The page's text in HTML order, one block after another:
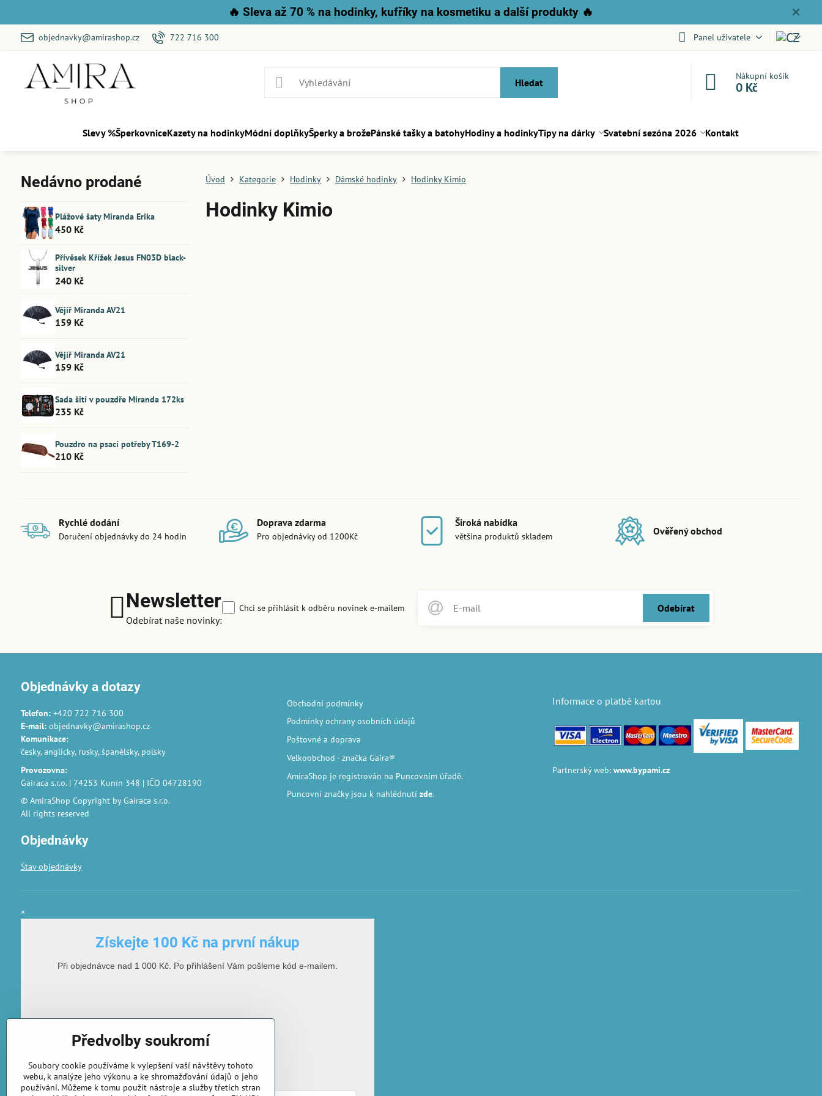
✕
🔥 Sleva až 70 % na hodinky, kufříky na kosmetiku a další produkty 🔥
objednavky@amirashop.cz 722 716 300 Panel uživatele
Hledat
Nákupní košík
0 Kč
Slevy %ŠperkovniceKazety na hodinkyMódní doplňkyŠperky a brožePánské tašky a batohyHodiny a hodinkyTipy na dárky Svatební sezóna 2026 Kontakt
Úvod Kategorie Hodinky Dámské hodinky Hodinky Kimio
Hodinky Kimio
Nedávno prodané
Plážové šaty Miranda Erika
450 Kč
Přívěsek Křížek Jesus FN03D black-
silver
240 Kč
Vějíř Miranda AV21
159 Kč
Vějíř Miranda AV21
159 Kč
Sada šití v pouzdře Miranda 172ks
235 Kč
Pouzdro na psací potřeby T169-2
210 Kč
Rychlé dodání
Doručení objednávky do 24 hodin
Doprava zdarma
Pro objednávky od 1200Kč
Široká nabídka
většina produktů skladem Ověřený obchod
Newsletter
Odebírat naše novinky:
Odebírat
Chci se přihlásit k odběru novinek e-mailem
Objednávky a dotazy
Telefon:+420 722 716 300
E-mail:objednavky@amirashop.cz
Komunikace:
česky, anglicky, rusky, španělsky, polsky
Provozovna:
Gairaca s.r.o. | 74253 Kunín 348 | IČO 04728190
© AmiraShop Copyright by Gairaca s.r.o.
All rights reserved
Objednávky
Stav objednávky
Obchodní podmínky
Podmínky ochrany osobních údajů
Poštovné a doprava
Velkoobchod - značka Gaira®
AmiraShop je registrován na Puncovním úřadě.
Puncovní značkyjsou k nahlédnutí zde.
Informace o platbě kartou
Partnerský web:www.bypami.cz
×
Získejte 100 Kč na první nákup
Při objednávce nad 1 000 Kč. Po přihlášení Vám pošleme kód e-mailem.
E-mailová adresa
Předvolby soukromí
Soubory cookie používáme k vylepšení vaší návštěvy tohoto
webu, k analýze jeho výkonu a ke shromažďování údajů o jeho
používání. Můžeme k tomu použít nástroje a služby třetích stran